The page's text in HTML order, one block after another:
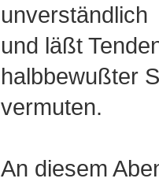
unverständlich
und läßt
halbbewußter
vermuten.
An diesem